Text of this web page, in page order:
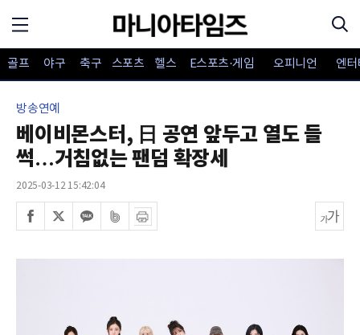
골프 야구 축구 스포츠 헬스 E스포츠·게임 오피니언 엔
방송연예
베이비몬스터, 日 공연 앞두고 열도 들
썩…거침없는 팬덤 확장세
2025-03-12 15:42:04